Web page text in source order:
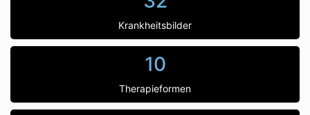
Krankheitsbilder
10
Therapieformen